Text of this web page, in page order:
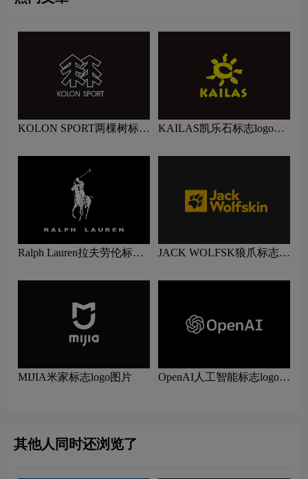
KOLON SPORT两棵树标志
KAILAS凯乐石标志logo图
Ralph Lauren拉夫劳伦标志
JACK WOLFSK狼爪标志
MIJIA米家标志logo图片
OpenAI人工智能标志logo图
其他人同时还浏览了